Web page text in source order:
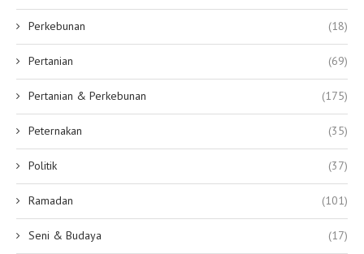
Perkebunan (18)
Pertanian (69)
Pertanian & Perkebunan (175)
Peternakan (35)
Politik (37)
Ramadan (101)
Seni & Budaya (17)